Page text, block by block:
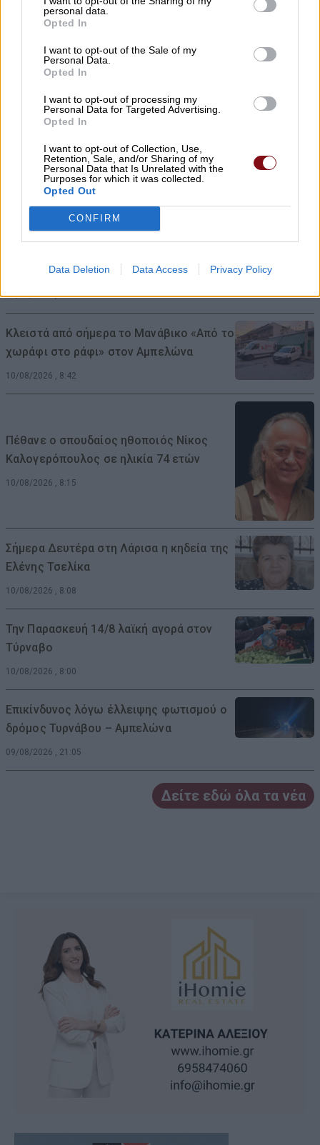
personal data.
Opted In
I want to opt-out of the Sale of my
Personal Data.
Opted In
I want to opt-out of processing my
Personal Data for Targeted Advertising.
Opted In
I want to opt-out of Collection, Use,
Retention, Sale, and/or Sharing of my
Personal Data that Is Unrelated with the
Purposes for which it was collected.
Opted Out
CONFIRM
Data Deletion Data Access Privacy Policy
10/08/2026 , 10:30
Ασυναγώνιστες προσφορές ενόψει
δεκαπενταύγουστου στο κρεοπωλείο
10/08/2026 , 10:09
Ανακοίνωση της ΕΛΜΕ Ν. Λάρισας για τη
σύλληψη του προέδρου του Ε.Κ.Λ.
10/08/2026 , 9:46
Νέες κερκίδες στο γήπεδο ποδοσφαίρου
Μουσιάρης»
10/08/2026 , 9:10
Κλειστά από σήμερα το Μανάβικο «Από το
χωράφι στο ράφι» στον Αμπελώνα
10/08/2026 , 8:42
Πέθανε ο σπουδαίος ηθοποιός Νίκος
Καλογερόπουλος σε ηλικία 74 ετών
10/08/2026 , 8:15
Σήμερα Δευτέρα στη Λάρισα η κηδεία της
Ελένης Τσελίκα
10/08/2026 , 8:08
Την Παρασκευή 14/8 λαϊκή αγορά στον
Τύρναβο
10/08/2026 , 8:00
Επικίνδυνος λόγω έλλειψης φωτισμού ο
δρόμος Τυρνάβου – Αμπελώνα
09/08/2026 , 21:05
Δείτε εδώ όλα τα νέα